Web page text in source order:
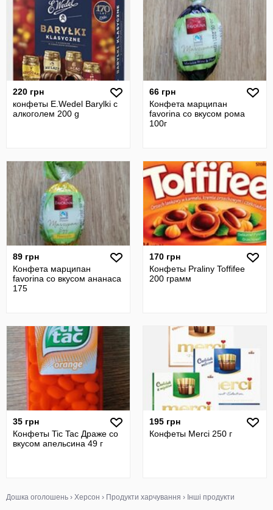
220 грн
конфеты E.Wedel Вarylki с
алкоголем 200 g
66 грн
Конфета марципан
favorina со вкусом рома
100г
89 грн
Конфета марципан
favorina со вкусом ананаса
175
170 грн
Конфеты Praliny Toffifee
200 грамм
35 грн
Конфеты Tic Tac Драже со
вкусом апельсина 49 г
195 грн
Конфеты Merci 250 г
Дошка оголошень › Херсон › Продукти харчування › Інші продукти